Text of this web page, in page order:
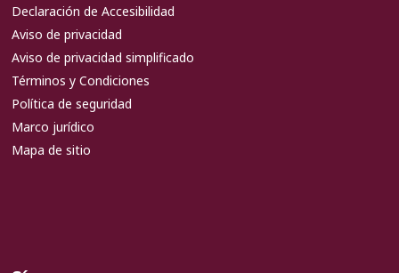
Declaración de Accesibilidad
Aviso de privacidad
Aviso de privacidad simplificado
Términos y Condiciones
Política de seguridad
Marco jurídico
Mapa de sitio